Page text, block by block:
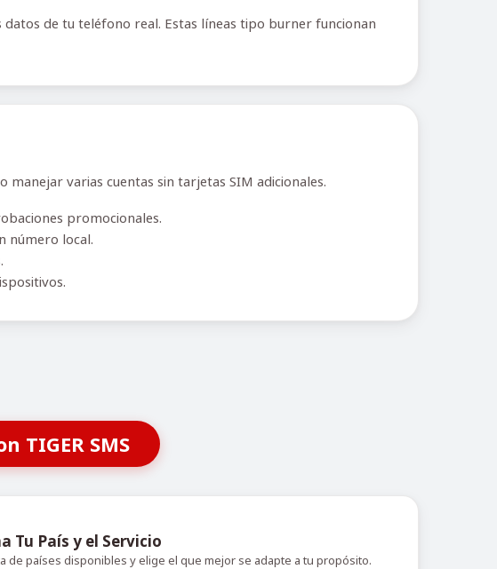
de tu teléfono real. Estas líneas tipo burner funcionan
varias cuentas sin tarjetas SIM adicionales.
promocionales.
número local.
TIGER SMS
Tu País y el Servicio
de países disponibles y elige el que mejor se adapte a tu propósito.